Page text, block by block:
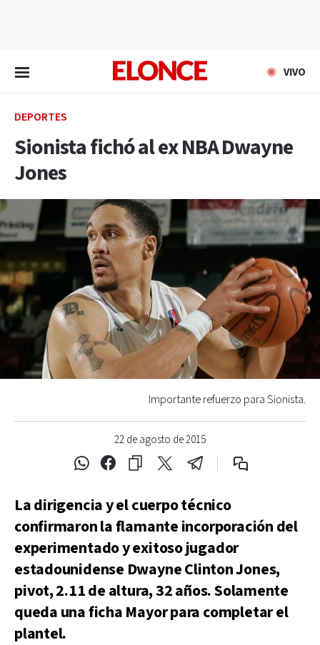
VIVO
DEPORTES
Sionista fichó al ex NBA Dwayne
Jones
22 de agosto de 2015
Importante refuerzo para Sionista.
La dirigencia y el cuerpo técnico
confirmaron la flamante incorporación del
experimentado y exitoso jugador
estadounidense Dwayne Clinton Jones,
pivot, 2.11 de altura, 32 años. Solamente
queda una ficha Mayor para completar el
plantel.